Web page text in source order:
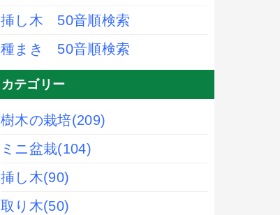
挿し木 50音順検索
種まき 50音順検索
カテゴリー
樹木の栽培(209)
ミニ盆栽(104)
挿し木(90)
取り木(50)